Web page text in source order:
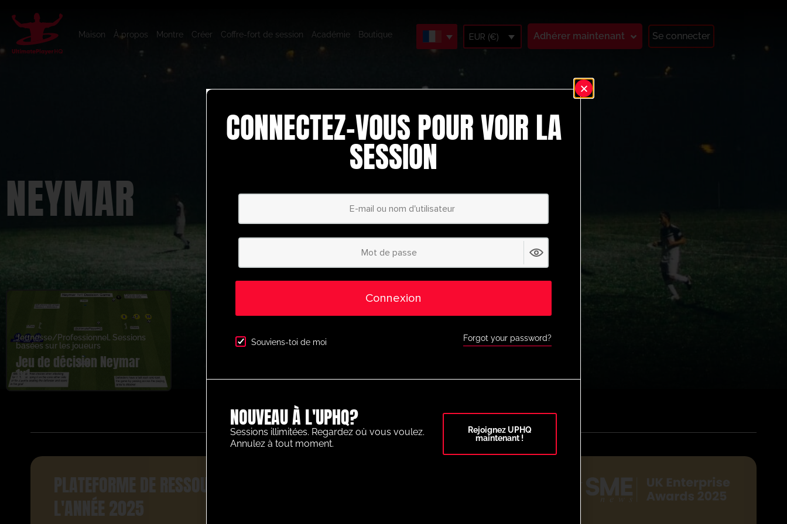
Maison À propos Montre Créer Coffre-fort de session Académie Boutique EUR (€) Adhérer maintenant Se connecter
NEYMAR
Jeunesse/Professionnel , Sessions
basées sur les joueurs
Jeu de décision Neymar
1v1
PLATEFORME DE RESSOURCES FOOTBALLISTIQUES DE
L'ANNÉE 2025
CONNECTEZ-VOUS POUR VOIR LA
SESSION
Connexion
Souviens-toi de moi Forgot your password?
NOUVEAU À L'UPHQ?
Sessions illimitées. Regardez où vous voulez.
Annulez à tout moment.
Rejoignez UPHQ
maintenant !